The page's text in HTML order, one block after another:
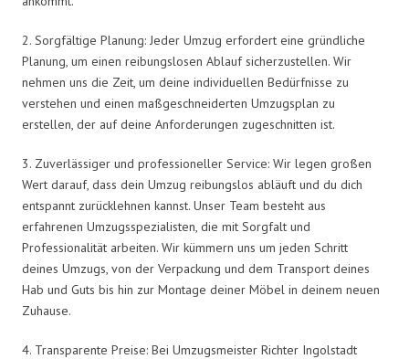
2. Sorgfältige Planung: Jeder Umzug erfordert eine gründliche
Planung, um einen reibungslosen Ablauf sicherzustellen. Wir
nehmen uns die Zeit, um deine individuellen Bedürfnisse zu
verstehen und einen maßgeschneiderten Umzugsplan zu
erstellen, der auf deine Anforderungen zugeschnitten ist.
3. Zuverlässiger und professioneller Service: Wir legen großen
Wert darauf, dass dein Umzug reibungslos abläuft und du dich
entspannt zurücklehnen kannst. Unser Team besteht aus
erfahrenen Umzugsspezialisten, die mit Sorgfalt und
Professionalität arbeiten. Wir kümmern uns um jeden Schritt
deines Umzugs, von der Verpackung und dem Transport deines
Hab und Guts bis hin zur Montage deiner Möbel in deinem neuen
Zuhause.
4. Transparente Preise: Bei Umzugsmeister Richter Ingolstadt